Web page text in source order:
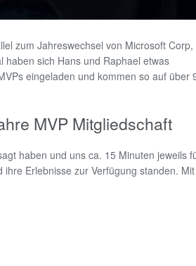
zum Jahreswechsel von Microsoft Corp,
haben sich Hans und Raphael etwas
eingeladen und kommen so auf über
MVP Mitgliedschaft
haben und uns ca. 15 Minuten jeweils
Erlebnisse zur Verfügung standen. Mit